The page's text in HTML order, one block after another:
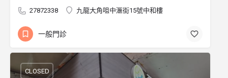
27872338 九龍大角咀中滙街15號中和樓
一般門診
CLOSED